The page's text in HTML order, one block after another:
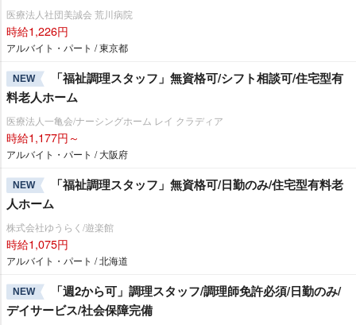
医療法人社団美誠会 荒川病院
時給1,226円
アルバイト・パート / 東京都
NEW
「福祉調理スタッフ」無資格可/シフト相談可/住宅型有
料老人ホーム
医療法人一亀会/ナーシングホーム レイ クラディア
時給1,177円～
アルバイト・パート / 大阪府
NEW
「福祉調理スタッフ」無資格可/日勤のみ/住宅型有料老
人ホーム
株式会社ゆうらく/遊楽館
時給1,075円
アルバイト・パート / 北海道
NEW
「週2から可」調理スタッフ/調理師免許必須/日勤のみ/
デイサービス/社会保障完備